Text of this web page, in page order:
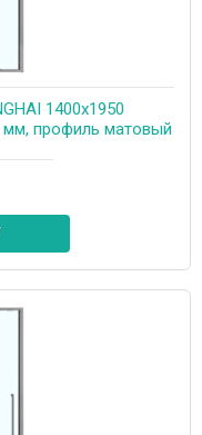
1400х1950
мм, профиль матовый